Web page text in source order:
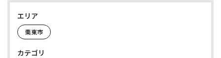
エリア
栗東市
カテゴリ